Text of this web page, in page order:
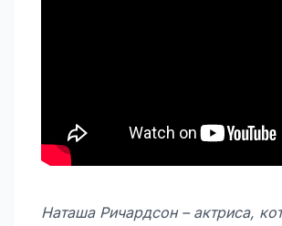
Наташа Ричардсон – актриса,